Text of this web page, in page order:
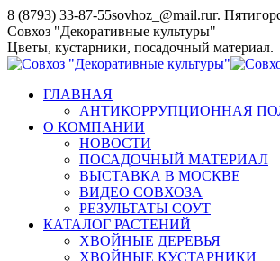
Перейти
к
содержанию
8 (8793) 33-87-55sovhoz_@mail.ruг.
Совхоз "Декоративные культуры"
Цветы, кустарники, посадочный материал.
ГЛАВНАЯ
АНТИКОРРУПЦИОННАЯ
О КОМПАНИИ
НОВОСТИ
ПОСАДОЧНЫЙ МАТЕРИАЛ
ВЫСТАВКА В МОСКВЕ
ВИДЕО СОВХОЗА
РЕЗУЛЬТАТЫ СОУТ
КАТАЛОГ РАСТЕНИЙ
ХВОЙНЫЕ ДЕРЕВЬЯ
ХВОЙНЫЕ КУСТАРНИКИ